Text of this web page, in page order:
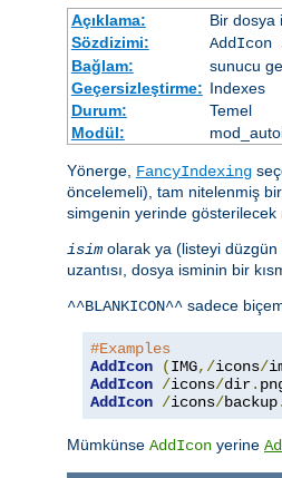
Açıklama:
Bir dosya
Sözdizimi:
AddIcon
Bağlam:
sunucu
Geçersizleştirme: Indexes
Durum:
Temel
Modül:
Yönerge, FancyIndexing
öncelemeli), tam nitelenmiş
simgenin yerinde gösterilecek
isim olarak ya (listeyi düzgün
uzantısı, dosya isminin bir
^^BLANKICON^^ sadece
#Examples
AddIcon
(IMG,/icons/
AddIcon /icons/dir.
AddIcon /icons/backup.
Mümkünse AddIcon yerine